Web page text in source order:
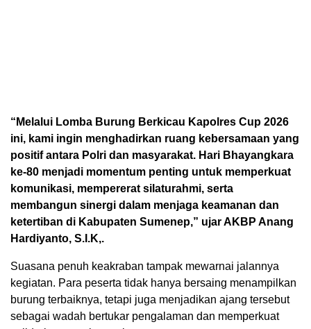
“Melalui Lomba Burung Berkicau Kapolres Cup 2026
ini, kami ingin menghadirkan ruang kebersamaan yang
positif antara Polri dan masyarakat. Hari Bhayangkara
ke-80 menjadi momentum penting untuk memperkuat
komunikasi, mempererat silaturahmi, serta
membangun sinergi dalam menjaga keamanan dan
ketertiban di Kabupaten Sumenep,” ujar AKBP Anang
Hardiyanto, S.I.K,.
Suasana penuh keakraban tampak mewarnai jalannya
kegiatan. Para peserta tidak hanya bersaing menampilkan
burung terbaiknya, tetapi juga menjadikan ajang tersebut
sebagai wadah bertukar pengalaman dan memperkuat